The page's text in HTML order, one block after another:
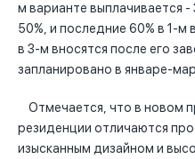
м варианте выплачивается
50%, и последние 60% в 1-м
в 3-м вносятся после его
запланировано в январе-
Отмечается, что в новом
резиденции отличаются
изысканным дизайном и